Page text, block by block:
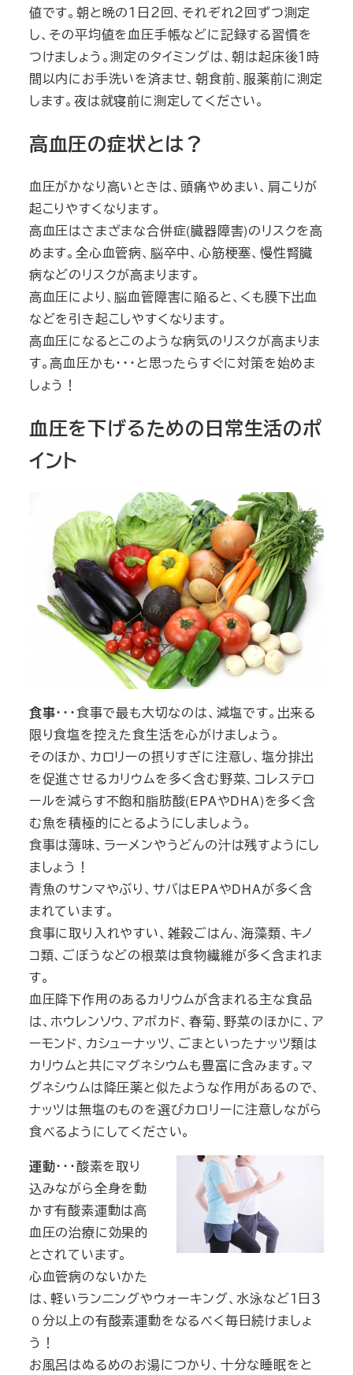
値です。朝と晩の１日２回、それぞれ２回ずつ測定
し、その平均値を血圧手帳などに記録する習慣を
つけましょう。測定のタイミングは、朝は起床後１時
間以内にお手洗いを済ませ、朝食前、服薬前に測定
します。夜は就寝前に測定してください。
高血圧の症状とは？
血圧がかなり高いときは、頭痛やめまい、肩こりが
起こりやすくなります。
高血圧はさまざまな合併症(臓器障害)のリスクを高
めます。全心血管病、脳卒中、心筋梗塞、慢性腎臓
病などのリスクが高まります。
高血圧により、脳血管障害に陥ると、くも膜下出血
などを引き起こしやすくなります。
高血圧になるとこのような病気のリスクが高まりま
す。高血圧かも・・・と思ったらすぐに対策を始めま
しょう！
血圧を下げるための日常生活のポ
イント
食事・・・食事で最も大切なのは、減塩です。出来る
限り食塩を控えた食生活を心がけましょう。
そのほか、カロリーの摂りすぎに注意し、塩分排出
を促進させるカリウムを多く含む野菜、コレステロ
ールを減らす不飽和脂肪酸(EPAやDHA)を多く含
む魚を積極的にとるようにしましょう。
食事は薄味、ラーメンやうどんの汁は残すようにし
ましょう！
青魚のサンマやぶり、サバはEPAやDHAが多く含
まれています。
食事に取り入れやすい、雑穀ごはん、海藻類、キノ
コ類、ごぼうなどの根菜は食物繊維が多く含まれま
す。
血圧降下作用のあるカリウムが含まれる主な食品
は、ホウレンソウ、アボカド、春菊、野菜のほかに、ア
ーモンド、カシューナッツ、ごまといったナッツ類は
カリウムと共にマグネシウムも豊富に含みます。マ
グネシウムは降圧薬と似たような作用があるので、
ナッツは無塩のものを選びカロリーに注意しながら
食べるようにしてください。
運動・・・酸素を取り
込みながら全身を動
かす有酸素運動は高
血圧の治療に効果的
とされています。
心血管病のないかた
は、軽いランニングやウォーキング、水泳など１日３
０分以上の有酸素運動をなるべく毎日続けましょ
う！
お風呂はぬるめのお湯につかり、十分な睡眠をと